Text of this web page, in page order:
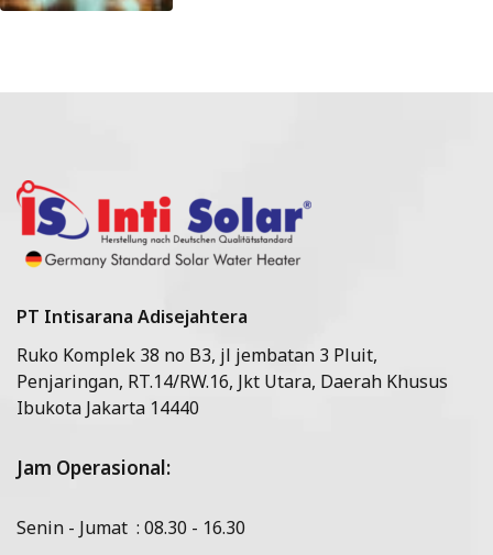
PT Intisarana Adisejahtera
Ruko Komplek 38 no B3, jl jembatan 3 Pluit,
Penjaringan, RT.14/RW.16, Jkt Utara, Daerah Khusus
Ibukota Jakarta 14440
Jam Operasional:
Senin - Jumat : 08.30 - 16.30